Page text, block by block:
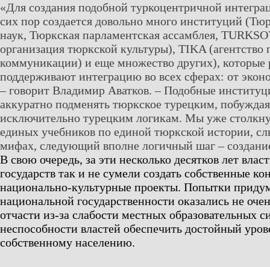
«Для создания подобной туркоцентричной
сих пор создается довольно много институций
наук, Тюркская парламентская ассамблея,
организация тюркской культуры), TIKA (агентство
коммуникации) и еще множество других), которые
поддерживают интеграцию во всех сферах: от
– говорит Владимир Аватков. – Подобные
аккуратно подменять тюркское турецким,
исключительно турецким логикам. Мы уже
единых учебников по единой тюркской истории,
мифах, следующий вполне логичный шаг –
В свою очередь, за эти несколько десятков лет
государств так и не сумели создать собственные
национально-культурные проекты. Попытки
национальной государственности оказались не
отчасти из-за слабости местных образовательных
неспособности властей обеспечить достойный
собственному населению.